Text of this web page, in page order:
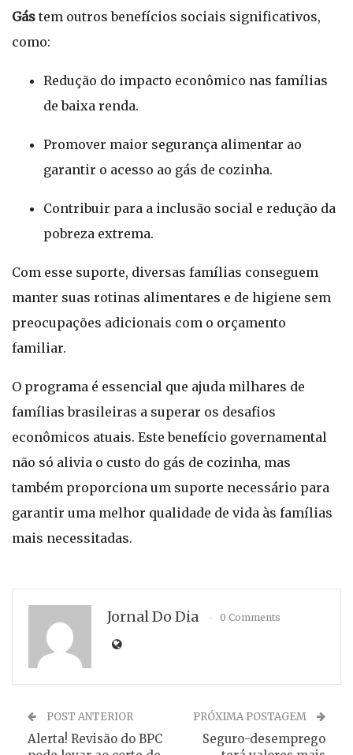
Gás tem outros benefícios sociais significativos,
como:
Redução do impacto econômico nas famílias
de baixa renda.
Promover maior segurança alimentar ao
garantir o acesso ao gás de cozinha.
Contribuir para a inclusão social e redução da
pobreza extrema.
Com esse suporte, diversas famílias conseguem
manter suas rotinas alimentares e de higiene sem
preocupações adicionais com o orçamento
familiar.
O programa é essencial que ajuda milhares de
famílias brasileiras a superar os desafios
econômicos atuais. Este benefício governamental
não só alivia o custo do gás de cozinha, mas
também proporciona um suporte necessário para
garantir uma melhor qualidade de vida às famílias
mais necessitadas.
Jornal Do Dia 0 Comments
POST ANTERIOR
Alerta! Revisão do BPC
PRÓXIMA POSTAGEM
Seguro-desemprego